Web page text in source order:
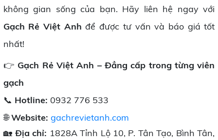
không gian sống của bạn. Hãy liên hệ ngay với
Gạch Rẻ Việt Anh để được tư vấn và báo giá tốt
nhất!
👉 Gạch Rẻ Việt Anh – Đẳng cấp trong từng viên
gạch
📞 Hotline: 0932 776 533
🌐Website: gachrevietanh.com
🏡 Địa chỉ: 1828A Tỉnh Lộ 10, P. Tân Tạo, Bình Tân,